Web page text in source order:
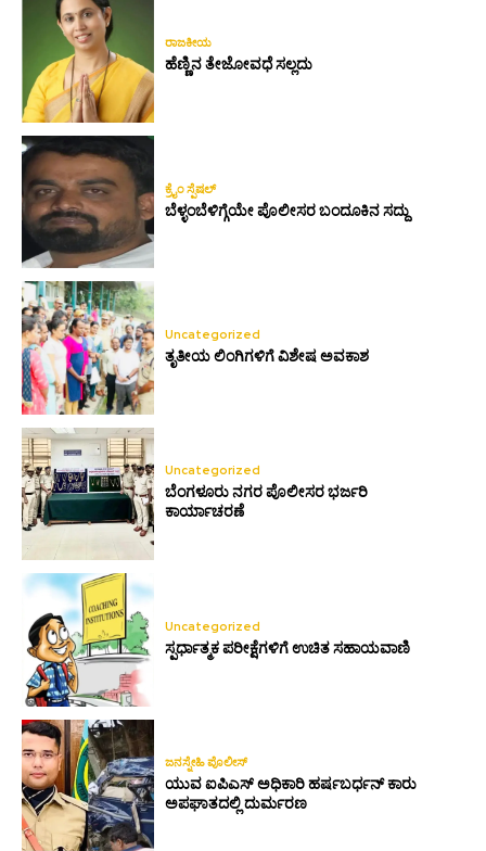
ರಾಜಕೀಯ
ಹೆಣ್ಣಿನ ತೇಜೋವಧೆ ಸಲ್ಲದು
ಕ್ರೈಂ ಸ್ಪೆಷಲ್
ಬೆಳ್ಳಂಬೆಳಿಗ್ಗೆಯೇ ಪೊಲೀಸರ ಬಂದೂಕಿನ ಸದ್ದು
Uncategorized
ತೃತೀಯ ಲಿಂಗಿಗಳಿಗೆ ವಿಶೇಷ ಅವಕಾಶ
Uncategorized
ಬೆಂಗಳೂರು ನಗರ ಪೊಲೀಸರ ಭರ್ಜರಿ
ಕಾರ್ಯಾಚರಣೆ
Uncategorized
ಸ್ಪರ್ಧಾತ್ಮಕ ಪರೀಕ್ಷೆಗಳಿಗೆ ಉಚಿತ ಸಹಾಯವಾಣಿ
ಜನಸ್ನೇಹಿ ಪೊಲೀಸ್
ಯುವ ಐಪಿಎಸ್ ಅಧಿಕಾರಿ ಹರ್ಷಬರ್ಧನ್ ಕಾರು
ಅಪಘಾತದಲ್ಲಿ ದುರ್ಮರಣ